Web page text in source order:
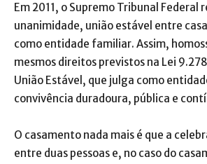
Em 2011, o Supremo Tribunal Federal
unanimidade, união estável entre
como entidade familiar. Assim,
mesmos direitos previstos na Lei
União Estável, que julga como
convivência duradoura, pública e
O casamento nada mais é que a
entre duas pessoas e, no caso do